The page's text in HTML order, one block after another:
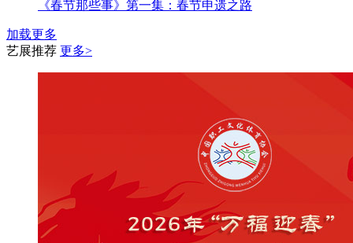
《春节那些事》第一集：春节申遗之路
加载更多
艺展推荐 更多>